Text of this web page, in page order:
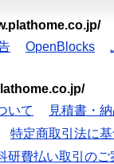
OpenBlocks
いて
見積書・
特定商取引法に
研費払い取引のご